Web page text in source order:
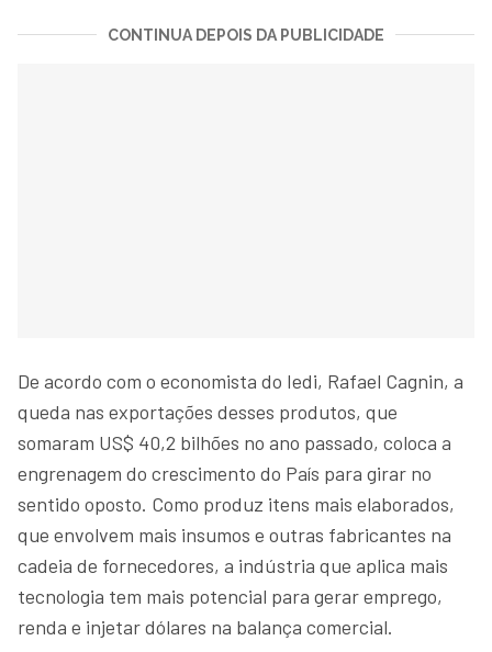
CONTINUA DEPOIS DA PUBLICIDADE
De acordo com o economista do Iedi, Rafael Cagnin, a
queda nas exportações desses produtos, que
somaram US$ 40,2 bilhões no ano passado, coloca a
engrenagem do crescimento do País para girar no
sentido oposto. Como produz itens mais elaborados,
que envolvem mais insumos e outras fabricantes na
cadeia de fornecedores, a indústria que aplica mais
tecnologia tem mais potencial para gerar emprego,
renda e injetar dólares na balança comercial.